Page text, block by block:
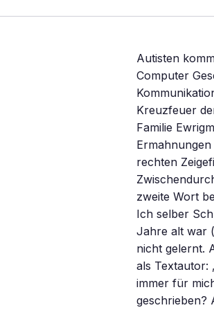
Autisten kommunizieren nicht mit ihrer Umwelt. Dennoch haben einige auf dem Computer Geschichten und Gedichte geschrieben – mit Hilfe der „Gestützten Kommunikation”. Ist die Methode für sie ein Tor zur Welt? Seit einiger Zeit steht sie im Kreuzfeuer der Kritik. Eine eigenartige Szene entfaltet sich bei meinem Besuch bei Familie Ewrigmann (Name geändert) im vollgestellten Arbeitszimmer. Von regelmäßigen Ermahnungen seiner Mutter angefeuert, findet der 21-jährige Thomas mit seinem rechten Zeigefinger einen Knopf nach dem anderen auf der Computertastatur. Zwischendurch schmiegt sich der äußerlich erwachsene Junge an seine Mutter. Jedes zweite Wort beginnt er groß: „Ich möchte FC zeigen. Weil ich Dich bereden Will, dass Ich selber Schreibe”. Thomas Ewrigmann wurde als Autist diagnostiziert, als er sieben Jahre alt war (siehe Kasten „Autisten – in sich eingeschlossen”). Richtig sprechen hat er nicht gelernt. Aber seit kurzem nennt ein Notenblatt mit dem Titel „Ich darf frei sein” ihn als Textautor: „Einsam war die Welt für mich, Menschen waren fern. Nur einer war immer für mich da: Jesus, er war mir nah, so nah!” Hat wirklich Thomas dieses Lied geschrieben? An einem besteht kein Zweifel: Er hat es im Zeitlupentempo Buchstabe für Buchstabe in den Computer getippt – genauso wie viele andere Texte. Doch er schreibt nicht allein. Eine so genannte Stützerin, meist seine Mutter, legt eine Hand auf seinen Oberschenkel oder hält ihn am Unterarm. Nimmt sie Einfluss auf ihn? Dirigiert sie die Buchstabenfolge? Das ist der Verdacht, der die „Gestützte Kommunikation” seit Beginn begleitet. Sie wird von den Befürwortern definiert als „ physische Hilfestellung, die Kontakt gestörten Menschen hilft, sich schriftsprachlich mitzuteilen”. Die spezielle